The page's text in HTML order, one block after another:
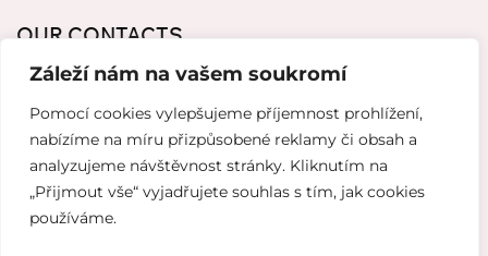
Záleží nám na vašem soukromí
Pomocí cookies vylepšujeme příjemnost prohlížení,
nabízíme na míru přizpůsobené reklamy či obsah a
analyzujeme návštěvnost stránky. Kliknutím na
„Přijmout vše“ vyjadřujete souhlas s tím, jak cookies
používáme.
OUR CONTACTS
mikeladzebeauty@gmail.com
+420 773 724 042
Thámova 221, 186 00 Karlín, Česko